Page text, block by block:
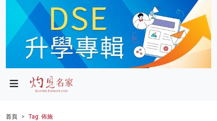
政局
財經
首頁 Tag: 佈施